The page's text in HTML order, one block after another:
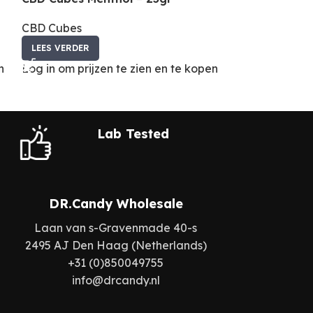
CBD Cubes
LEES VERDER
Log in om prijzen te zien en te kopen
Lab Tested
DR.Candy Wholesale
Laan van s-Gravenmade 40-s
2495 AJ Den Haag (Netherlands)
+31 (0)850049755
info@drcandy.nl